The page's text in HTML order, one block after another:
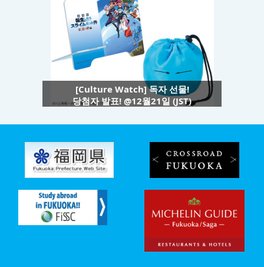
[Culture Watch] 독자 선물!
당첨자 발표! @12월21일 (JST)